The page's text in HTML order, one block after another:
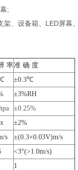
;
设备箱、LED屏幕
率准 确 度
±0.3℃
±3%RH
±0.25%
±2%
s
±(0.3+0.03V)m/s
<3°(>1.0m/s)
1